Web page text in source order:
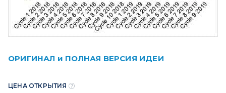
ОРИГИНАЛ и ПОЛНАЯ ВЕРСИЯ ИДЕИ
ЦЕНА ОТКРЫТИЯ